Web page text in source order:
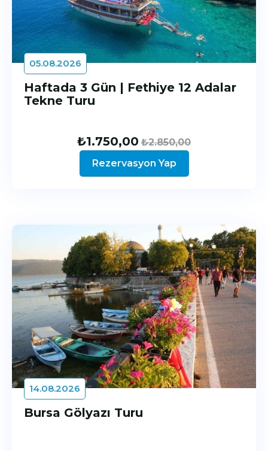
05.08.2026
Haftada 3 Gün | Fethiye 12 Adalar
Tekne Turu
₺1.750,00 ₺2.850,00
Rezervasyon Yap
14.08.2026
Bursa Gölyazı Turu